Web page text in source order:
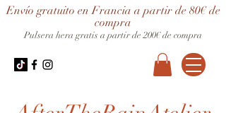
Envío gratuito en Francia a partir de 80€ de
compra
Pulsera hera gratis a partir de 200€ de compra